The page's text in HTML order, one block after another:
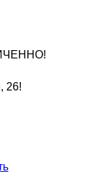
26!